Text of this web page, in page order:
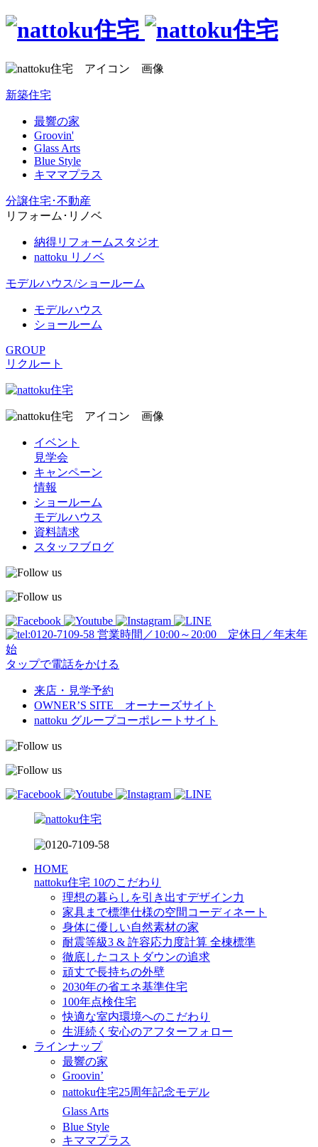
新築住宅
最響の家
Groovin'
Glass Arts
Blue Style
キママプラス
分譲住宅･不動産
リフォーム･リノベ
納得リフォームスタジオ
nattoku リノベ
モデルハウス/ショールーム
モデルハウス
ショールーム
GROUP
リクルート
イベント
見学会
キャンペーン
情報
ショールーム
モデルハウス
資料請求
スタッフブログ
営業時間／10:00～20:00 定休日／年末年
始
タップで電話をかける
来店・見学予約
OWNER’S SITE オーナーズサイト
nattoku グループコーポレートサイト
HOME
nattoku住宅 10のこだわり
理想の暮らしを引き出すデザイン力
家具まで標準仕様の空間コーディネート
身体に優しい自然素材の家
耐震等級3 & 許容応力度計算 全棟標準
徹底したコストダウンの追求
頑丈で長持ちの外壁
2030年の省エネ基準住宅
100年点検住宅
快適な室内環境へのこだわり
生涯続く安心のアフターフォロー
ラインナップ
最響の家
Groovin’
nattoku住宅25周年記念モデル
Glass Arts
Blue Style
キママプラス